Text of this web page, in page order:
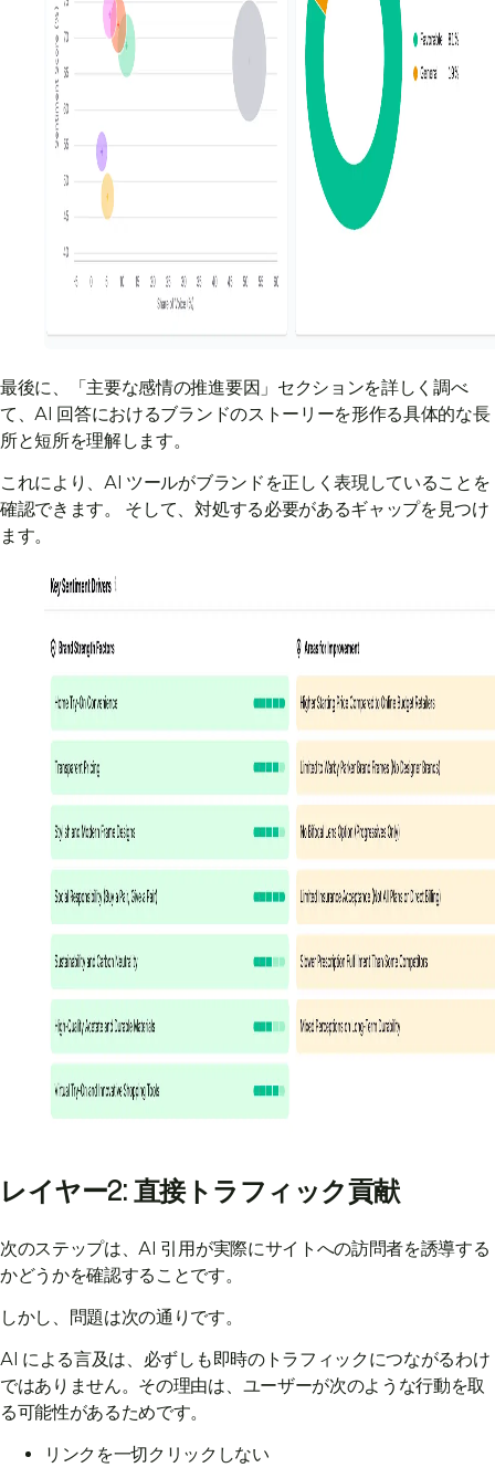
最後に、「主要な感情の推進要因」セクションを詳しく調べ
て、AI 回答におけるブランドのストーリーを形作る具体的な長
所と短所を理解します。
これにより、AI ツールがブランドを正しく表現していることを
確認できます。 そして、対処する必要があるギャップを見つけ
ます。
レイヤー2: 直接トラフィック貢献
次のステップは、AI 引用が実際にサイトへの訪問者を誘導する
かどうかを確認することです。
しかし、問題は次の通りです。
AI による言及は、必ずしも即時のトラフィックにつながるわけ
ではありません。その理由は、ユーザーが次のような行動を取
る可能性があるためです。
リンクを一切クリックしない